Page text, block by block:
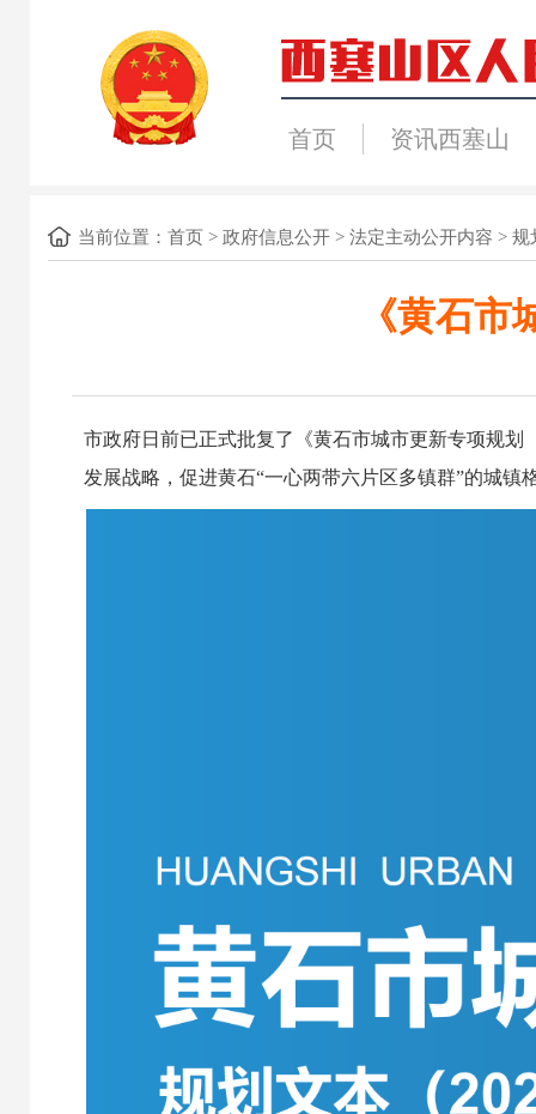
首页 资讯西塞山
当前位置： 首页> 政府信息公开> 法定主动公开内容 > 规
《黄石
市政府日前已正式批复了《黄石市城市更新专项规划
发展战略，促进黄石“一心两带六片区多镇群”的城镇